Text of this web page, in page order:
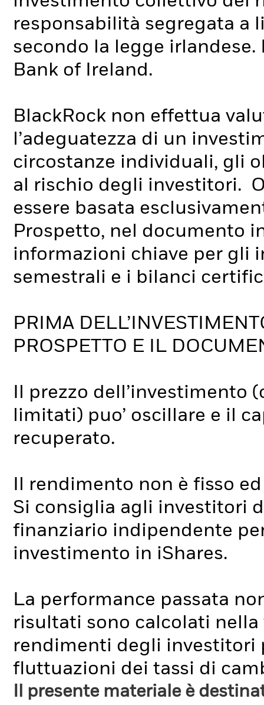
responsabilità segregata a
secondo la legge
Bank of Ireland.
BlackRock non effettua
l’adeguatezza di un
circostanze individuali, gli
al rischio degli investitori.
essere basata
Prospetto, nel documento
informazioni chiave per gli
semestrali e i bilanci
PRIMA
PROSPETTO E IL
Il prezzo dell’investimento
limitati) puo’ oscillare e il
recuperato.
Il rendimento non è fisso
Si consiglia agli investitori
finanziario indipendente
investimento in iShares.
La performance passata
risultati sono calcolati
rendimenti degli investitori
fluttuazioni dei tassi di
Il presente materiale è